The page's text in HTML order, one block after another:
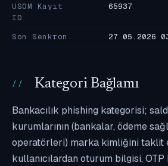
USOM Kayıt
ID
65937
Son Senkron 27.05.2026
Kategori Bağlamı
Bankacılık phishing kategorisi;
kurumlarının (bankalar, ödeme
operatörleri) marka kimliğini taklit
kullanıcılardan oturum bilgisi,